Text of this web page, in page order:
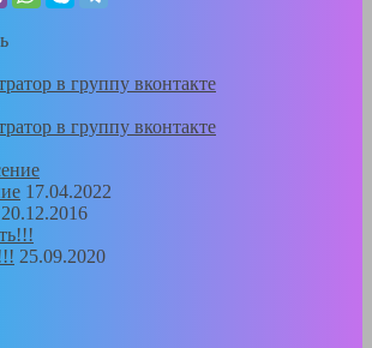
в группу вконтакте
в группу вконтакте
17.04.2022
20.12.2016
25.09.2020